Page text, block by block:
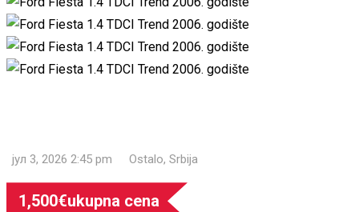
јул 3, 2026 2:45 pm Ostalo, Srbija
1,500€ukupna cena